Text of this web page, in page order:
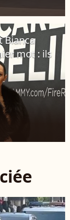
Bianca
mot : ils